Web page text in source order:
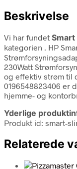
Beskrivelse
Vi har fundet Smart
kategorien . HP
230Watt
og effektiv strøm til
0196548823406 er
hjemme- og
Yderlige
Produkt id: smart-
Relaterede